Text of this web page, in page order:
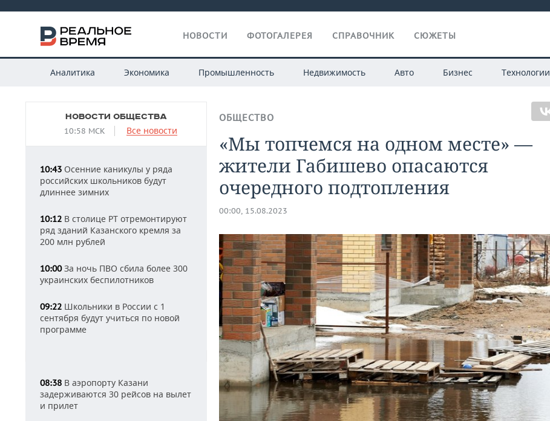
НОВОСТИ ФОТОГАЛЕРЕЯ СПРАВОЧНИК СЮЖЕТЫ
Аналитика Экономика Промышленность Недвижимость Авто Бизнес Технологии
НОВОСТИ ОБЩЕСТВА
10:58 МСК Все новости
10:43 Осенние каникулы у ряда
российских школьников будут
длиннее зимних
10:12 В столице РТ отремонтируют
ряд зданий Казанского кремля за
200 млн рублей
10:00За ночь ПВО сбила более 300
украинских беспилотников
09:22 Школьники в России с 1
сентября будут учиться по новой
программе
08:38 В аэропорту Казани
задерживаются 30 рейсов на вылет
и прилет
ОБЩЕСТВО
«Мы топчемся на одном месте» —
жители Габишево опасаются
очередного подтопления
00:00, 15.08.2023